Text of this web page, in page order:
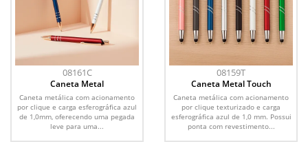
08161C
Caneta Metal
Caneta metálica com acionamento
por clique e carga esferográfica azul
de 1,0mm, oferecendo uma pegada
leve para uma...
08159T
Caneta Metal Touch
Caneta metálica com acionamento
por clique texturizado e carga
esferográfica azul de 1,0 mm. Possui
ponta com revestimento...